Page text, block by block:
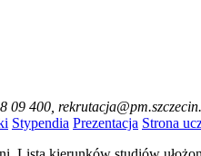
09 400,
Stypendia Prezentacja Strona